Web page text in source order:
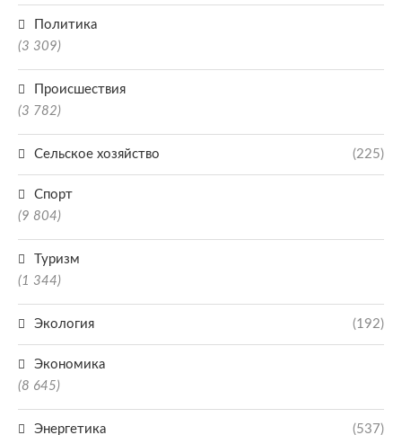
Политика
(3 309)
Происшествия
(3 782)
Сельское хозяйство (225)
Спорт
(9 804)
Туризм
(1 344)
Экология (192)
Экономика
(8 645)
Энергетика (537)